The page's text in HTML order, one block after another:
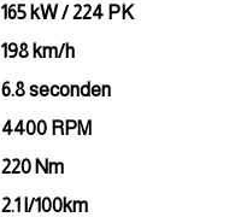
165 kW / 224 PK
198 km/h
6.8 seconden
4400 RPM
220 Nm
2.1 l/100km